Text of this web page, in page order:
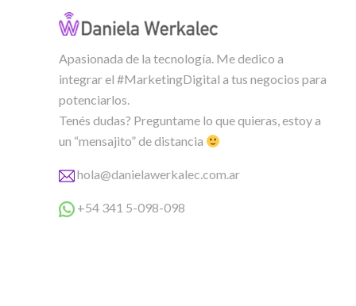
Apasionada de la tecnología. Me dedico a
integrar el #MarketingDigital a tus negocios para
potenciarlos.
Tenés dudas? Preguntame lo que quieras, estoy a
un “mensajito” de distancia
hola@danielawerkalec.com.ar
+54 341 5-098-098